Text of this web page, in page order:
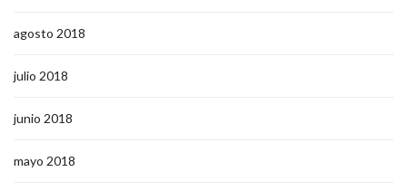
agosto 2018
julio 2018
junio 2018
mayo 2018